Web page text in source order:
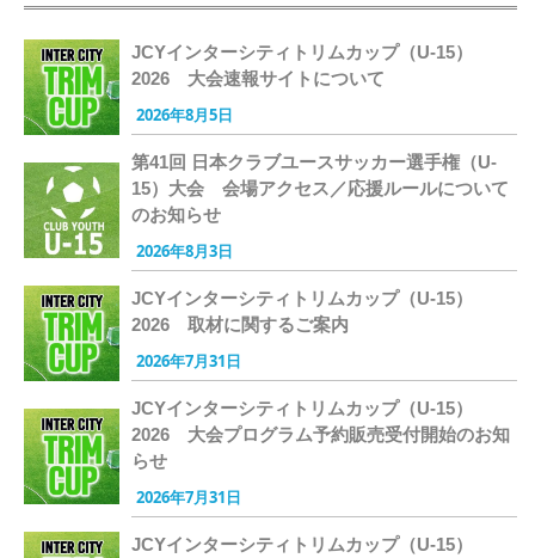
JCYインターシティトリムカップ（U-15）
2026 大会速報サイトについて
2026年8月5日
第41回 日本クラブユースサッカー選手権（U-
15）大会 会場アクセス／応援ルールについて
のお知らせ
2026年8月3日
JCYインターシティトリムカップ（U-15）
2026 取材に関するご案内
2026年7月31日
JCYインターシティトリムカップ（U-15）
2026 大会プログラム予約販売受付開始のお知
らせ
2026年7月31日
JCYインターシティトリムカップ（U-15）